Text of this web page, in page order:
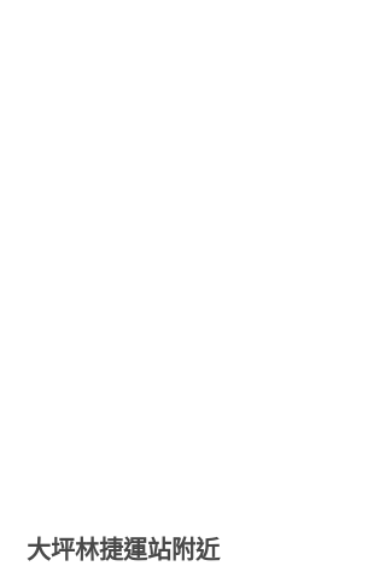
大坪林捷運站附近